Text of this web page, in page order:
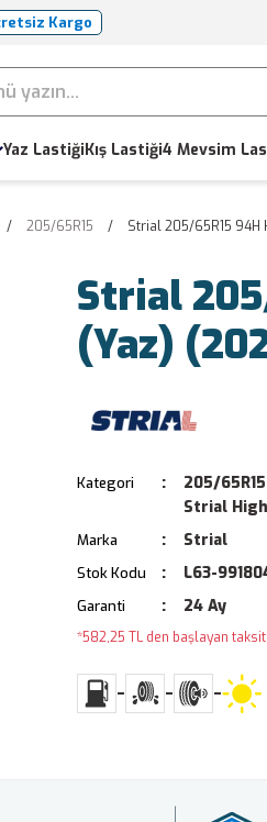
Kargo
Yaz LastiğiKış Lastiği4 Mevsim
205/65R15 Strial 205/65R15 94H
Strial
(Yaz)
Kategori 205/65R15
Strial
Marka Strial
Stok Kodu L63-
Garanti 24 Ay
*582,25 TL den başlayan
- - -